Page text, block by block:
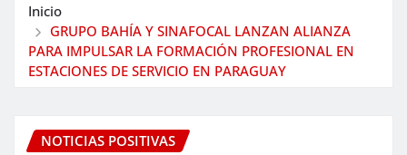
Inicio
GRUPO BAHÍA Y SINAFOCAL LANZAN ALIANZA
PARA IMPULSAR LA FORMACIÓN PROFESIONAL EN
ESTACIONES DE SERVICIO EN PARAGUAY
NOTICIAS POSITIVAS